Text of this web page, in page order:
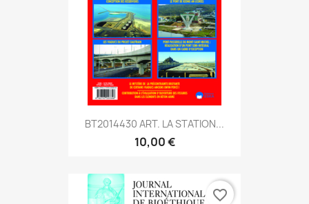
BT2014430 ART. LA STATION...
10,00 €
favorite_border